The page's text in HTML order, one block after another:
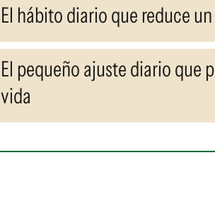
El hábito diario que reduce
El pequeño ajuste diario que
vida